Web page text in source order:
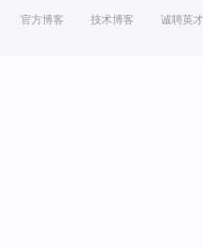
官方博客 技术博客 诚聘英才